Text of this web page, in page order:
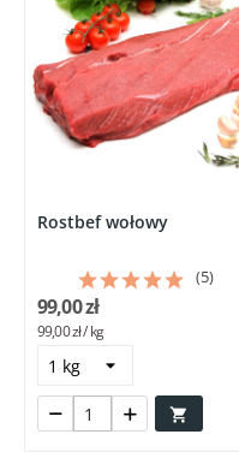
Rostbef wołowy
(5)

99,00 zł
99,00 zł / kg